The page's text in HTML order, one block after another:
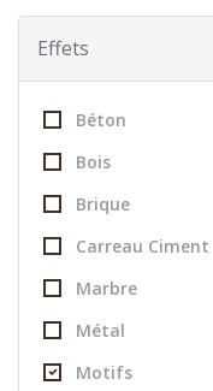
Effets
Béton
Bois
Brique
Carreau Ciment
Marbre
Métal
Motifs